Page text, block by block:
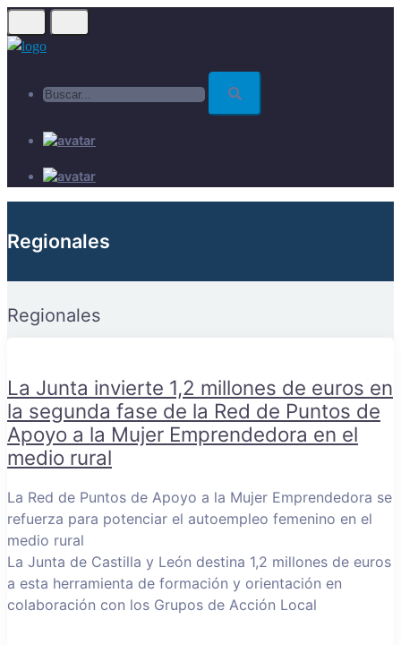
Skip
to
Regionales
Regionales
La Junta invierte 1,2 millones de euros en
la segunda fase de la Red de Puntos de
Apoyo a la Mujer Emprendedora en el
medio rural
La Red de Puntos de Apoyo a la Mujer Emprendedora se
refuerza para potenciar el autoempleo femenino en el
medio rural
La Junta de Castilla y León destina 1,2 millones de euros
a esta herramienta de formación y orientación en
colaboración con los Grupos de Acción Local